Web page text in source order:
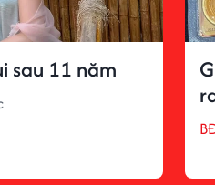
sau 11 năm